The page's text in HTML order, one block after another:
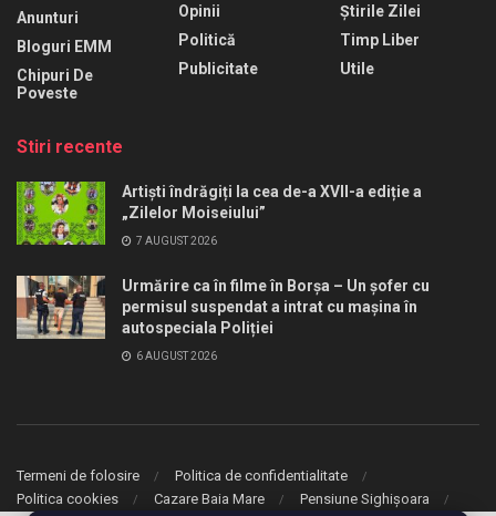
Anunturi
Bloguri EMM
Chipuri De
Poveste
Opinii
Politică
Publicitate
Știrile Zilei
Timp Liber
Utile
Stiri recente
Artiști îndrăgiți la cea de-a XVII-a ediție a
„Zilelor Moiseiului”
7 AUGUST 2026
Urmărire ca în filme în Borșa – Un șofer cu
permisul suspendat a intrat cu mașina în
autospeciala Poliției
6 AUGUST 2026
Termeni de folosire
Politica de confidentialitate
Politica cookies
Cazare Baia Mare Pensiune Sighișoara